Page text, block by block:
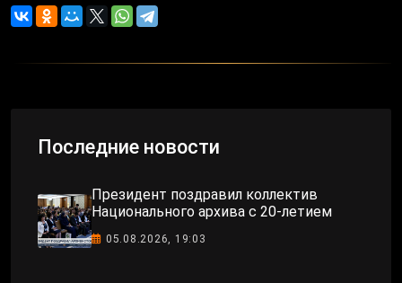
Последние новости
Президент поздравил коллектив
Национального архива с 20-летием
05.08.2026, 19:03